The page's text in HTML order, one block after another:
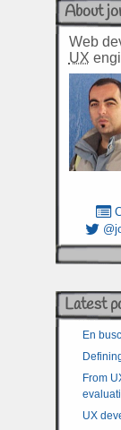
About
Web
UX
Latest
En
From
UX